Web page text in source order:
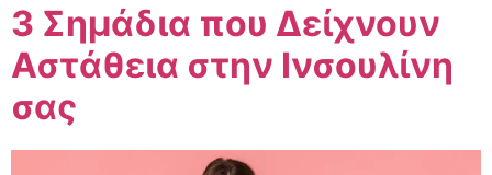
3 Σημάδια που Δείχνουν
Αστάθεια στην Ινσουλίνη
σας